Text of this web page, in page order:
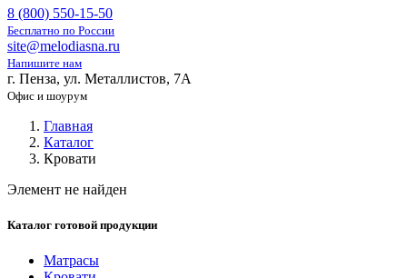
8 (800) 550-15-50
Бесплатно по России
site@melodiasna.ru
Напишите нам
г. Пенза, ул. Металлистов, 7А
Офис и шоурум
Главная
Каталог
Кровати
Элемент не найден
Каталог готовой продукции
Матрасы